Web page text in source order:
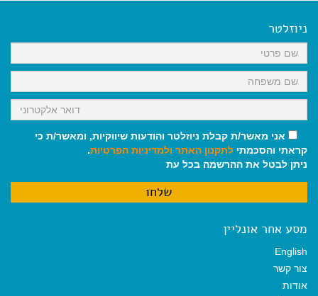
k
p
m
ניוזלטר
אני מאשר/ת קבלת ניוזלטר והודעות שיווקיות, ומאשר/ת כי
קראתי והסכמתי לתקנון האתר ולמדיניות הפרטיות.
ניתן לבטל את ההרשמה בכל עת
מסע אחר אונליין
English
צור קשר
אודות